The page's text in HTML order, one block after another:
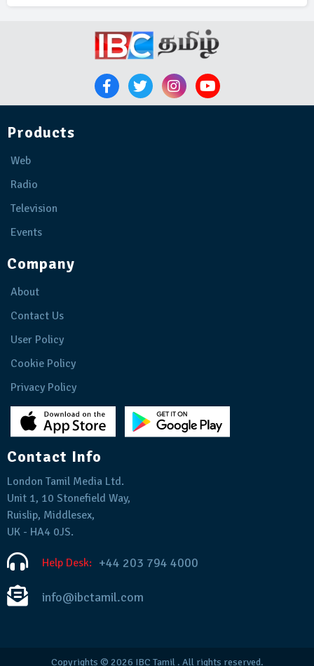
Products
Web
Radio
Television
Events
Company
About
Contact Us
User Policy
Cookie Policy
Privacy Policy
Contact Info
London Tamil Media Ltd.
Unit 1, 10 Stonefield Way,
Ruislip, Middlesex,
UK - HA4 0JS.
Help Desk: +44 203 794 4000
info@ibctamil.com
Copyrights © 2026 IBC Tamil. All rights reserved.